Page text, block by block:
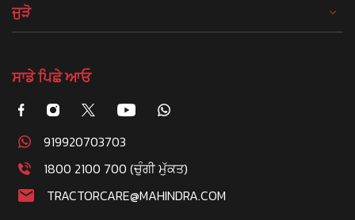
ਜੁੜੋ
ਸਾਡੇ ਪਿਛੇ ਆਓ
919920703703
1800 2100 700 (ਚੁੰਗੀ ਮੁੱਕਤ)
TRACTORCARE@MAHINDRA.COM